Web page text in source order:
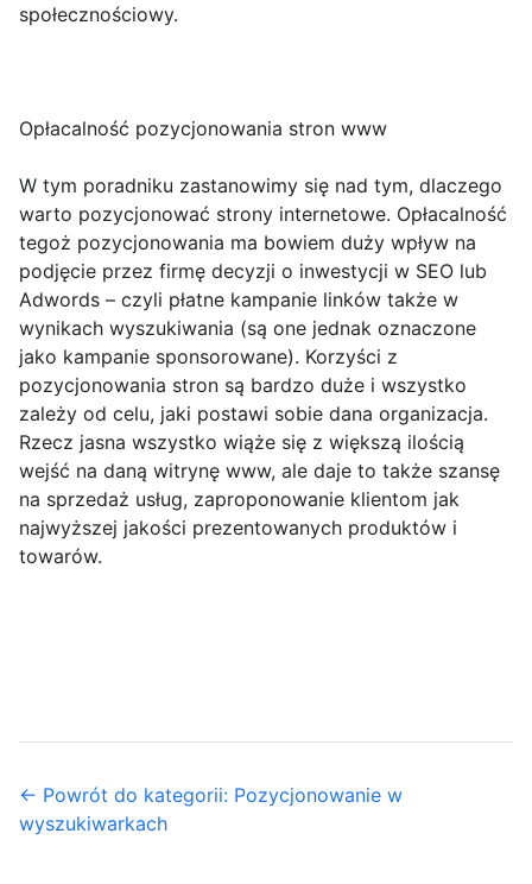
społecznościowy.
Opłacalność pozycjonowania stron www
W tym poradniku zastanowimy się nad tym, dlaczego
warto pozycjonować strony internetowe. Opłacalność
tegoż pozycjonowania ma bowiem duży wpływ na
podjęcie przez firmę decyzji o inwestycji w SEO lub
Adwords – czyli płatne kampanie linków także w
wynikach wyszukiwania (są one jednak oznaczone
jako kampanie sponsorowane). Korzyści z
pozycjonowania stron są bardzo duże i wszystko
zależy od celu, jaki postawi sobie dana organizacja.
Rzecz jasna wszystko wiąże się z większą ilością
wejść na daną witrynę www, ale daje to także szansę
na sprzedaż usług, zaproponowanie klientom jak
najwyższej jakości prezentowanych produktów i
towarów.
← Powrót do kategorii: Pozycjonowanie w
wyszukiwarkach